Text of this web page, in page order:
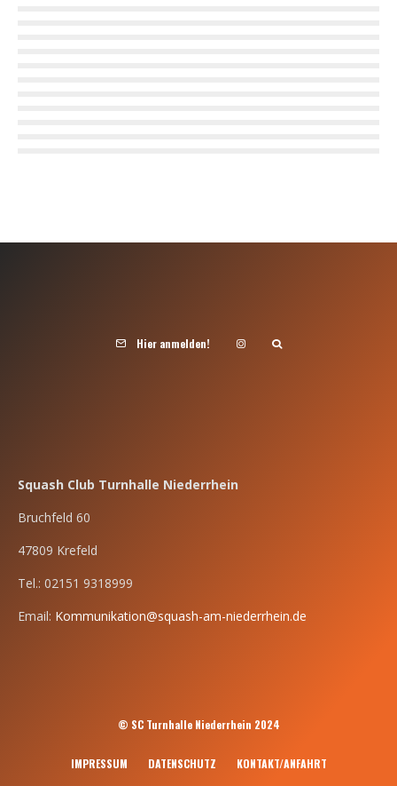
Hier anmelden!
Squash Club Turnhalle Niederrhein
Bruchfeld 60
47809 Krefeld
Tel.: 02151 9318999
Email: Kommunikation@squash-am-niederrhein.de
© SC Turnhalle Niederrhein 2024
IMPRESSUM DATENSCHUTZ KONTAKT/ANFAHRT